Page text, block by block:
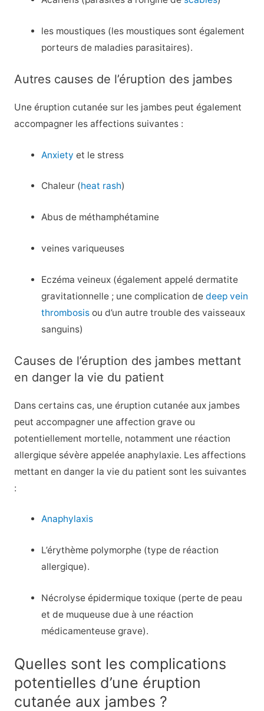
les moustiques (les moustiques sont également
porteurs de maladies parasitaires).
Autres causes de l’éruption des jambes
Une éruption cutanée sur les jambes peut également
accompagner les affections suivantes :
Anxiety et le stress
Chaleur (heat rash)
Abus de méthamphétamine
veines variqueuses
Eczéma veineux (également appelé dermatite
gravitationnelle ; une complication dedeep vein
thrombosis ou d’un autre trouble des vaisseaux
sanguins)
Causes de l’éruption des jambes mettant
en danger la vie du patient
Dans certains cas, une éruption cutanée aux jambes
peut accompagner une affection grave ou
potentiellement mortelle, notamment une réaction
allergique sévère appelée anaphylaxie. Les affections
mettant en danger la vie du patient sont les suivantes
:
Anaphylaxis
L’érythème polymorphe (type de réaction
allergique).
Nécrolyse épidermique toxique (perte de peau
et de muqueuse due à une réaction
médicamenteuse grave).
Quelles sont les complications
potentielles d’une éruption
cutanée aux jambes ?